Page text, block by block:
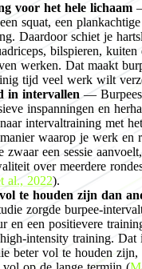
voor het hele lichaam
squat, een
Daardoor schiet je
bilspieren, kuiten
werken. Dat maakt
tijd veel werk wilt
in intervallen — Burpees
inspanningen en
intervaltraining met
waarop je werk en
zwaar een sessie
over meerdere
al., 2022).
te houden zijn dan
zorgde burpee-
en een positievere
intensity training. Dat
beter vol te houden zijn,